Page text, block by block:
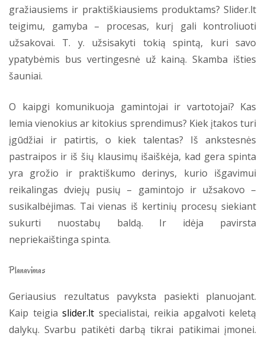
gražiausiems ir praktiškiausiems produktams? Slider.lt
teigimu, gamyba – procesas, kurį gali kontroliuoti
užsakovai. T. y. užsisakyti tokią spintą, kuri savo
ypatybėmis bus vertingesnė už kainą. Skamba išties
šauniai.
O kaipgi komunikuoja gamintojai ir vartotojai? Kas
lemia vienokius ar kitokius sprendimus? Kiek įtakos turi
įgūdžiai ir patirtis, o kiek talentas? Iš ankstesnės
pastraipos ir iš šių klausimų išaiškėja, kad gera spinta
yra grožio ir praktiškumo derinys, kurio išgavimui
reikalingas dviejų pusių – gamintojo ir užsakovo –
susikalbėjimas. Tai vienas iš kertinių procesų siekiant
sukurti nuostabų baldą. Ir idėja pavirsta
nepriekaištinga spinta.
Planavimas
Geriausius rezultatus pavyksta pasiekti planuojant.
Kaip teigia slider.lt specialistai, reikia apgalvoti keletą
dalykų. Svarbu patikėti darbą tikrai patikimai įmonei.